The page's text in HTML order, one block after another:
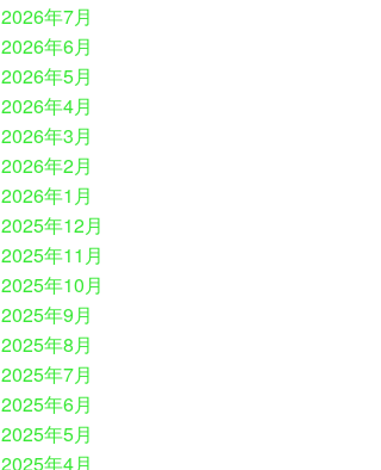
2026年7月
2026年6月
2026年5月
2026年4月
2026年3月
2026年2月
2026年1月
2025年12月
2025年11月
2025年10月
2025年9月
2025年8月
2025年7月
2025年6月
2025年5月
2025年4月